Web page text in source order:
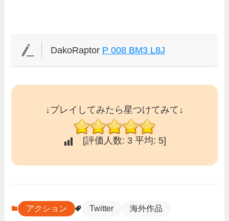
DakoRaptor P 008 BM3 L8J
↓プレイしてみたら星つけてみて↓
[評価人数: 3平均: 5]
アクション Twitter 海外作品